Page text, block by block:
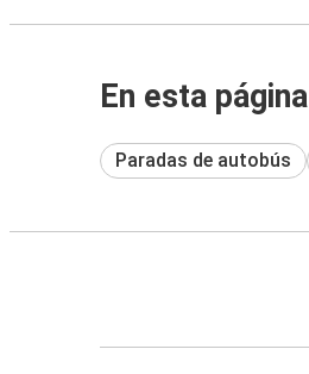
En esta página
Paradas de autobús